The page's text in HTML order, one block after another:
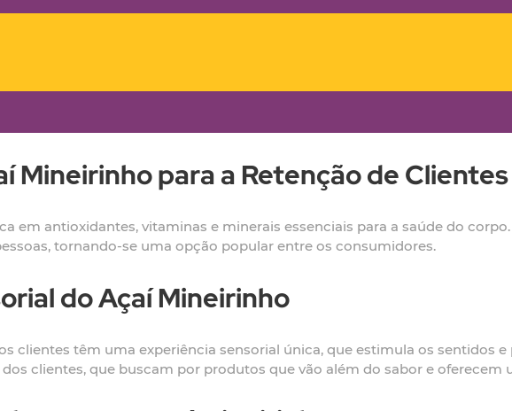
Mineirinho para a Retenção de Clientes
em antioxidantes, vitaminas e minerais essenciais para a saúde do
tornando-se uma opção popular entre os consumidores.
do Açaí Mineirinho
clientes têm uma experiência sensorial única, que estimula os sentidos
clientes, que buscam por produtos que vão além do sabor e oferecem